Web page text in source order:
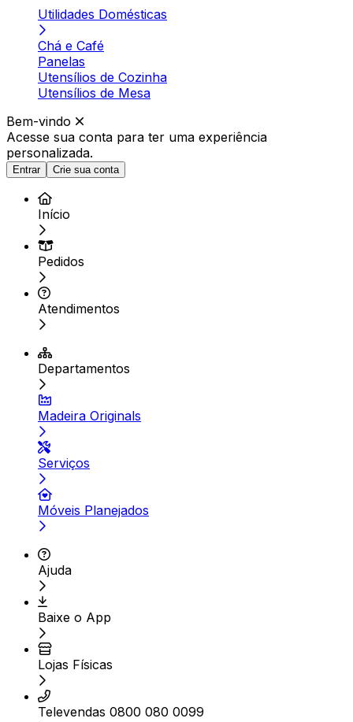
Utilidades Domésticas
Chá e Café
Panelas
Utensílios de Cozinha
Utensílios de Mesa
Bem-vindo
Acesse sua conta para ter uma experiência
personalizada.
Entrar Crie sua conta
Início
Pedidos
Atendimentos
Departamentos
Madeira Originals
Serviços
Móveis Planejados
Ajuda
Baixe o App
Lojas Físicas
Televendas 0800 080 0099